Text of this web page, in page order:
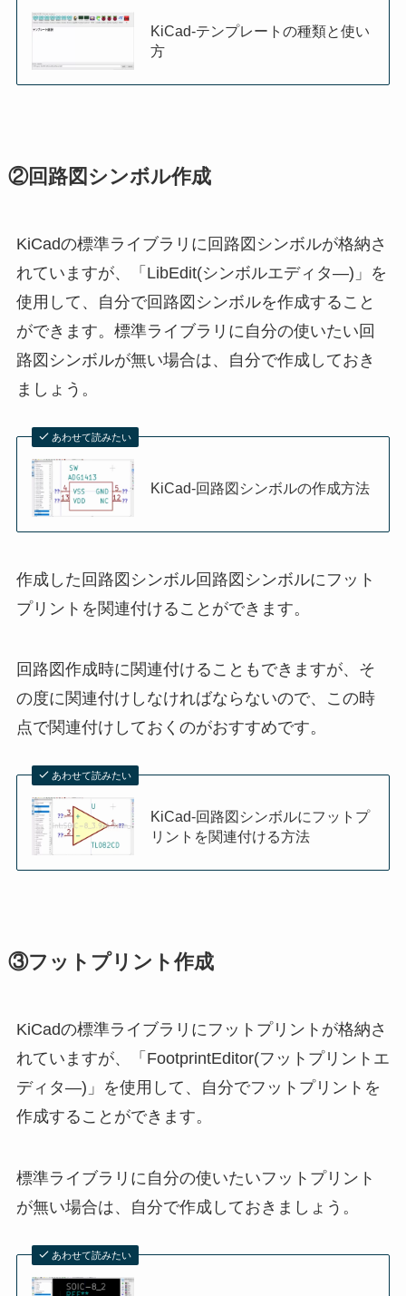
KiCad-テンプレートの種類と使い
方
②回路図シンボル作成
KiCadの標準ライブラリに回路図シンボルが格納さ
れていますが、「LibEdit(シンボルエディタ―)」を
使用して、自分で回路図シンボルを作成すること
ができます。標準ライブラリに自分の使いたい回
路図シンボルが無い場合は、自分で作成しておき
ましょう。
あわせて読みたい
KiCad-回路図シンボルの作成方法
作成した回路図シンボル回路図シンボルにフット
プリントを関連付けることができます。
回路図作成時に関連付けることもできますが、そ
の度に関連付けしなければならないので、この時
点で関連付けしておくのがおすすめです。
あわせて読みたい
KiCad-回路図シンボルにフットプ
リントを関連付ける方法
③フットプリント作成
KiCadの標準ライブラリにフットプリントが格納さ
れていますが、「FootprintEditor(フットプリントエ
ディタ―)」を使用して、自分でフットプリントを
作成することができます。
標準ライブラリに自分の使いたいフットプリント
が無い場合は、自分で作成しておきましょう。
あわせて読みたい